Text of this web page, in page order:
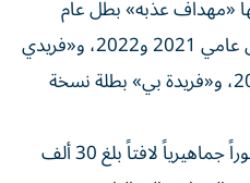
«مهداف عذبه» بطل عام
2020، و«رسمي الخالدية» بطل عامي 2021 و2022، و«فريدي
باي» بطل نسختي 2023 و2024، و«فريدة بي» بطلة نسخة
وشهدت المحطة السويدية حضوراً جماهيرياً لافتاً بلغ 30 ألف